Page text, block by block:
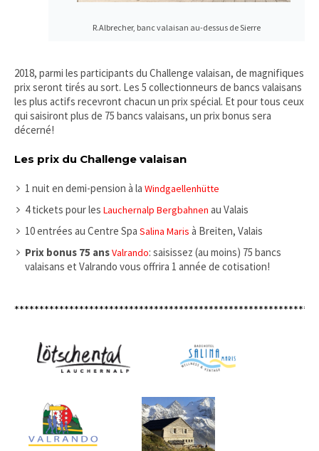
R.Albrecher, banc valaisan au-dessus de Sierre
2018, parmi les participants du Challenge valaisan, de magnifiques
prix seront tirés au sort. Les 5 collectionneurs de bancs valaisans
les plus actifs recevront chacun un prix spécial. Et pour tous ceux
qui saisiront plus de 75 bancs valaisans, un prix bonus sera
décerné!
Les prix du Challenge valaisan
1 nuit en demi-pension à la Windgaellenhütte
4 tickets pour les Lauchernalp Bergbahnen au Valais
10 entrées au Centre Spa Salina Maris à Breiten, Valais
Prix bonus 75 ansValrando: saisissez (au moins) 75 bancs
valaisans et Valrando vous offrira 1 année de cotisation!